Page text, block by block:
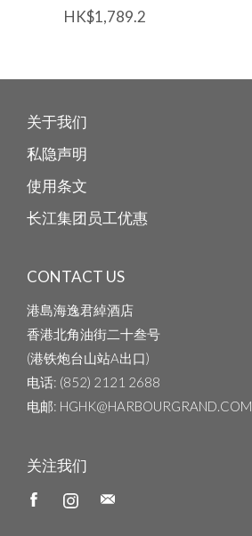
HK$1,789.2
关于我们
私隐声明
使用条文
长江集团员工优惠
CONTACT US
港島海逸君綽酒店
香港北角油街二十叁号
(港铁炮台山站A出口)
电话: (852) 2121 2688
电邮: HGHK@HARBOURGRAND.COM
关注我们